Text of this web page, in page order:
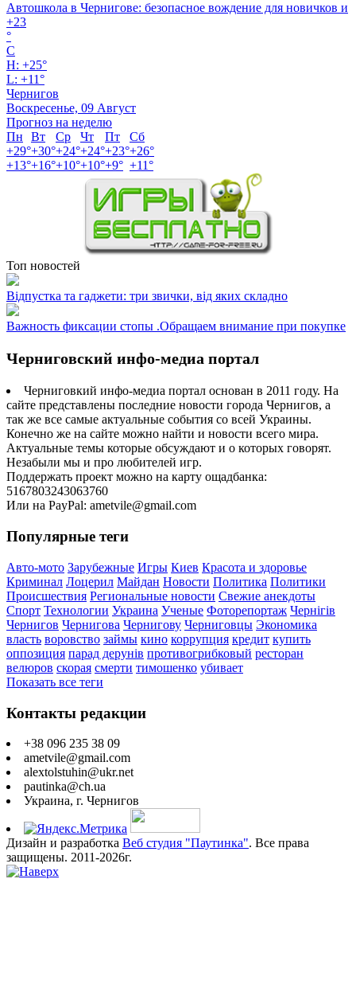
Автошкола в Чернигове: безопасное вождение для новичков и
+23
°
C
H: +25°
L: +11°
Чернигов
Воскресенье, 09 Август
Прогноз на неделю
Пн
Вт Ср Чт Пт
Сб
+29°+30°+24°+24°+23°+26°
+13°+16°+10°+10°+9° +11°
Топ новостей
Відпустка та гаджети: три звички, від яких складно
Важность фиксации стопы .Обращаем внимание при покупке
Черниговский инфо-медиа портал
Черниговкий инфо-медиа портал основан в 2011 году. На
сайте представлены последние новости города Чернигов, а
так же все самые актуальные события со всей Украины.
Конечно же на сайте можно найти и новости всего мира.
Актуальные темы которые обсуждают и о которых говорят.
Незабыли мы и про любителей игр.
Поддержать проект можно на карту ощадбанка:
5167803243063760
Или на PayPal: ametvile@gmail.com
Популярные теги
Авто-мото Зарубежные Игры Киев Красота и здоровье
Криминал Лоцерил Майдан Новости Политика Политики
Происшествия Региональные новости Свежие анекдоты
Спорт Технологии Украина Ученые Фоторепортаж Чернігів
Чернигов Чернигова Чернигову Черниговцы Экономика
власть воровство займы кино коррупция кредит купить
оппозиция парад дерунів противогрибковый ресторан
велюров скорая смерти тимошенко убивает
Показать все теги
Контакты редакции
+38 096 235 38 09
ametvile@gmail.com
alextolstuhin@ukr.net
pautinka@ch.ua
Украина, г. Чернигов
Дизайн и разработка Веб студия "Паутинка". Все права
защищены. 2011-2026г.